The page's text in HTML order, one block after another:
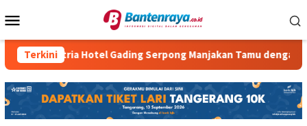
ke
Mobile
Terkini
Atria Hotel Gading Serpong Manjakan Tamu dengan Robot